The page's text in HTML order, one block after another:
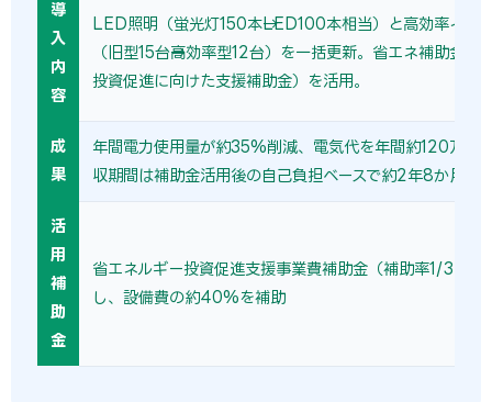
導
入
内
容
LED照明（蛍光灯150本→LED100本相当）と高効率イン
（旧型15台→高効率型12台）を一括更新。省エネ補助金（
投資促進に向けた支援補助金）を活用。
成
果
年間電力使用量が約35%削減、電気代を年間約120万円
収期間は補助金活用後の自己負担ベースで約2年8か月。
活
用
補
助
金
省エネルギー投資促進支援事業費補助金（補助率1/3〜1/
し、設備費の約40%を補助